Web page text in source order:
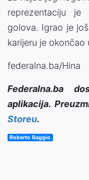
reprezentaciju
golova. Igrao je
karijeru je
federalna.ba/Hina
Federalna.ba
aplikacija.
Storeu.
Roberto Baggio